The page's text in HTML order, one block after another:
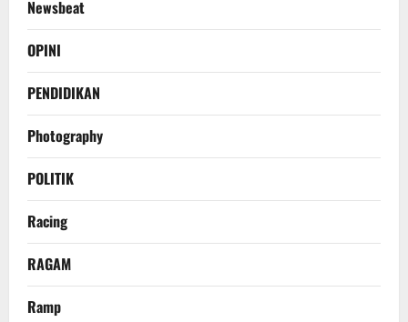
Newsbeat
OPINI
PENDIDIKAN
Photography
POLITIK
Racing
RAGAM
Ramp